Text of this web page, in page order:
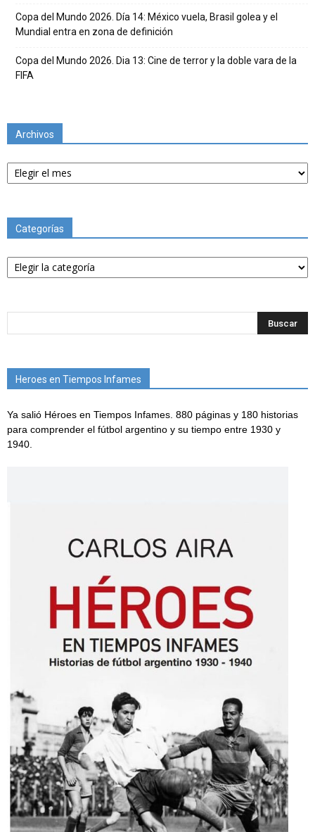
Copa del Mundo 2026. Día 14: México vuela, Brasil golea y el
Mundial entra en zona de definición
Copa del Mundo 2026. Dia 13: Cine de terror y la doble vara de la
FIFA
Archivos
Archivos
Categorías
Categorías
Heroes en Tiempos Infames
Ya salió Héroes en Tiempos Infames. 880 páginas y 180 historias
para comprender el fútbol argentino y su tiempo entre 1930 y
1940.